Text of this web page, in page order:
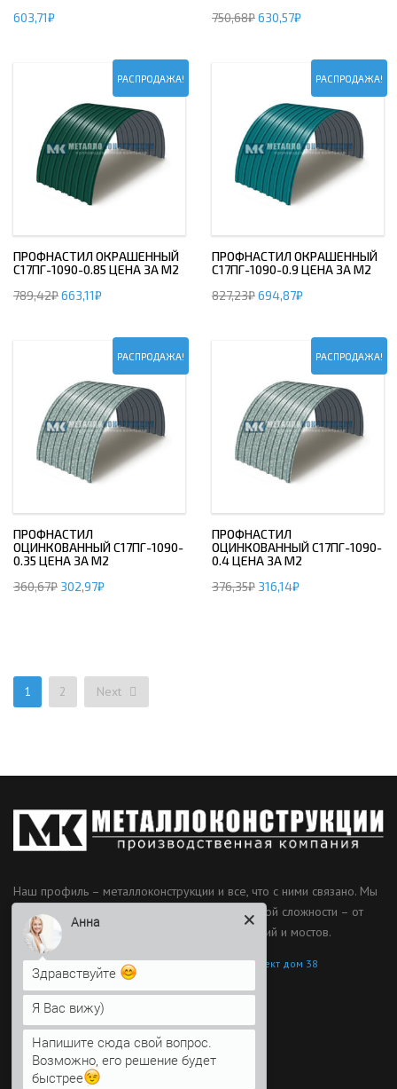
603,71₽
750,68₽630,57₽
РАСПРОДАЖА!
ПРОФНАСТИЛ ОКРАШЕННЫЙ
С17ПГ-1090-0.85 ЦЕНА ЗА М2
789,42₽663,11₽
РАСПРОДАЖА!
ПРОФНАСТИЛ ОКРАШЕННЫЙ
С17ПГ-1090-0.9 ЦЕНА ЗА М2
827,23₽694,87₽
РАСПРОДАЖА!
ПРОФНАСТИЛ
ОЦИНКОВАННЫЙ С17ПГ-1090-
0.35 ЦЕНА ЗА М2
360,67₽ 302,97₽
РАСПРОДАЖА!
ПРОФНАСТИЛ
ОЦИНКОВАННЫЙ С17ПГ-1090-
0.4 ЦЕНА ЗА М2
376,35₽ 316,14₽
1 2 Next
Наш профиль – металлоконструкции и все, что с ними связано. Мы
производим оригинальные и типовые МК любой сложности – от
лестниц и заборов до несущих каркасов зданий и мостов.
Россия, Санкт-Петербург, 2 Муринский проспект дом 38
8 (812) 603-49-30
info@metallokonstrukciispb.ru
Информация
Анна
Здравствуйте
Я Вас вижу)
Напишите сюда свой вопрос.
Возможно, его решение будет
быстрее